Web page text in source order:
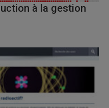
à la gestion